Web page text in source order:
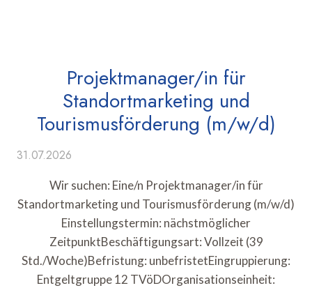
Projektmanager/in für
Standortmarketing und
Tourismusförderung (m/w/d)
31.07.2026
Wir suchen: Eine/n Projektmanager/in für
Standortmarketing und Tourismusförderung (m/w/d)
Einstellungstermin: nächstmöglicher
ZeitpunktBeschäftigungsart: Vollzeit (39
Std./Woche)Befristung: unbefristetEingruppierung:
Entgeltgruppe 12 TVöDOrganisationseinheit: